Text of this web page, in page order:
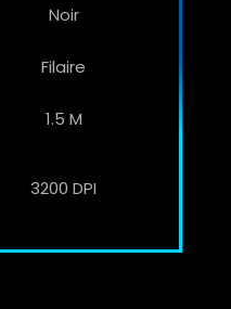
Noir
Filaire
1.5 M
3200 DPI